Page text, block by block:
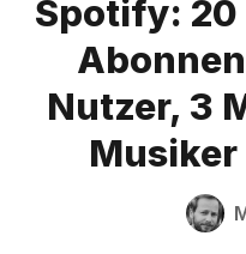
Signup Bitte geben Sie
Spotify: 20
Nutzer, 3